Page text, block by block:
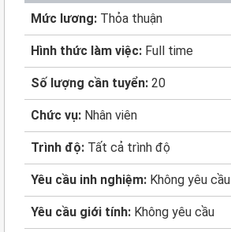
Mức lương: Thỏa thuận
Hình thức làm việc: Full time
Số lượng cần tuyển: 20
Chức vụ: Nhân viên
Trình độ: Tất cả trình độ
Yêu cầu inh nghiệm: Không yêu cầu
Yêu cầu giới tính: Không yêu cầu